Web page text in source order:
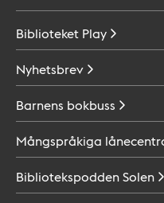
Biblioteket Play
Nyhetsbrev
Barnens bokbuss
Mångspråkiga
BibliotekspoddenSolen